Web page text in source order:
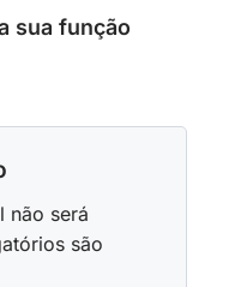
sua função
não será
são